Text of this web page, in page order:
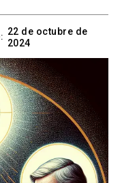
22 de octubre de
2024